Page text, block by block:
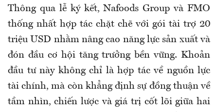
Thông qua lễ ký kết, Nafoods Group và FMO
thống nhất hợp tác chặt chẽ với gói tài trợ 20
triệu USD nhằm nâng cao năng lực sản xuất và
đón đầu cơ hội tăng trưởng bền vững. Khoản
đầu tư này không chỉ là hợp tác về nguồn lực
tài chính, mà còn khẳng định sự đồng thuận về
tầm nhìn, chiến lược và giá trị cốt lõi giữa hai